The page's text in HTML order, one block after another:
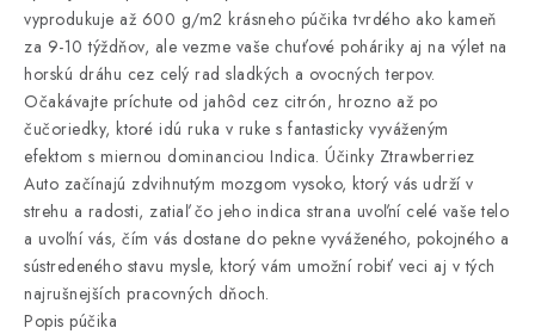
vyprodukuje až 600 g/m2 krásneho púčika tvrdého ako kameň
za 9-10 týždňov, ale vezme vaše chuťové poháriky aj na výlet na
horskú dráhu cez celý rad sladkých a ovocných terpov.
Očakávajte príchute od jahôd cez citrón, hrozno až po
čučoriedky, ktoré idú ruka v ruke s fantasticky vyváženým
efektom s miernou dominanciou Indica. Účinky Ztrawberriez
Auto začínajú zdvihnutým mozgom vysoko, ktorý vás udrží v
strehu a radosti, zatiaľ čo jeho indica strana uvoľní celé vaše telo
a uvoľní vás, čím vás dostane do pekne vyváženého, ​​pokojného a
sústredeného stavu mysle, ktorý vám umožní robiť veci aj v tých
najrušnejších pracovných dňoch.
Popis púčika